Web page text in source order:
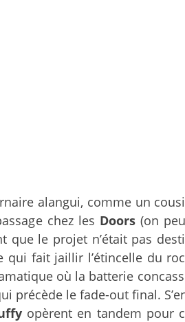
alangui, comme un
chez les Doors (on
que le projet n’était pas
fait jaillir l’étincelle du
où la batterie
précède le fade-out final.
opèrent en tandem pour